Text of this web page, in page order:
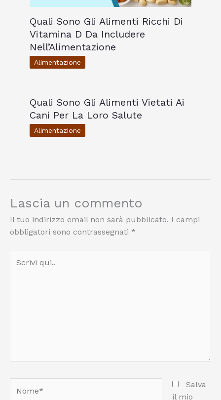
Quali Sono Gli Alimenti Ricchi Di
Vitamina D Da Includere
Nell’Alimentazione
Alimentazione
Quali Sono Gli Alimenti Vietati Ai
Cani Per La Loro Salute
Alimentazione
Lascia un commento
Il tuo indirizzo email non sarà pubblicato. I campi
obbligatori sono contrassegnati *
qui..
Salva
il mio